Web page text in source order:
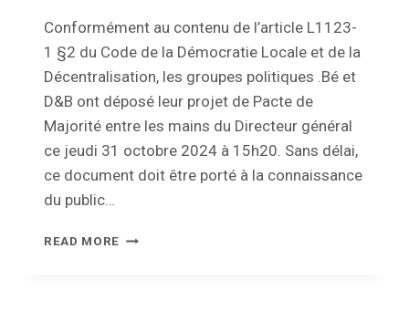
Conformément au contenu de l’article L1123-
1 §2 du Code de la Démocratie Locale et de la
Décentralisation, les groupes politiques .Bé et
D&B ont déposé leur projet de Pacte de
Majorité entre les mains du Directeur général
ce jeudi 31 octobre 2024 à 15h20. Sans délai,
ce document doit être porté à la connaissance
du public…
READ MORE PROJET